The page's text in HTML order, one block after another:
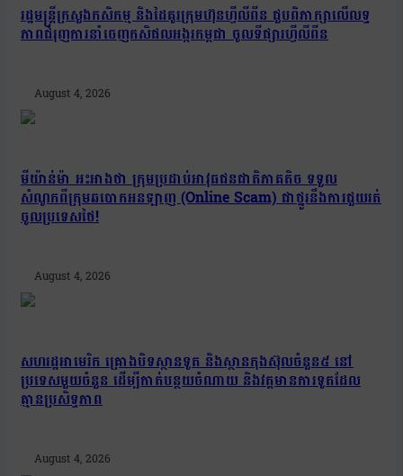
រដ្ឋមន្រ្តីក្រសួងកសិកម្ម និងដៃគូរក្រុមហ៊ុនហ្វីលីពីន ជួបពិភាក្សាលើលទ្ធ
ភាពជំរុញការនាំចេញកសិផលអង្ករកម្ពុជា ចូលទីផ្សារហ្វីលីពីន
August 4, 2026
មីយ៉ាន់ម៉ា អះអាងថា ក្រុមប្រដាប់អាវុធជនជាតិភាគតិច ទទួល
សំណូកពីក្រុមឆបោកអនឡាញ (Online Scam) ជាថ្នូរនឹងការជួយរត់
ចូលប្រទេសថៃ!
August 4, 2026
សហរដ្ឋអាមេរិក គ្រោងបិទស្ថានទូត និងស្ថានកុងស៊ុលចំនួន៥ នៅ
ប្រទេសមួយចំនួន ដើម្បីកាត់បន្ថយចំណាយ និងវត្តមានការទូតដែល
គ្មានប្រសិទ្ធភាព
August 4, 2026